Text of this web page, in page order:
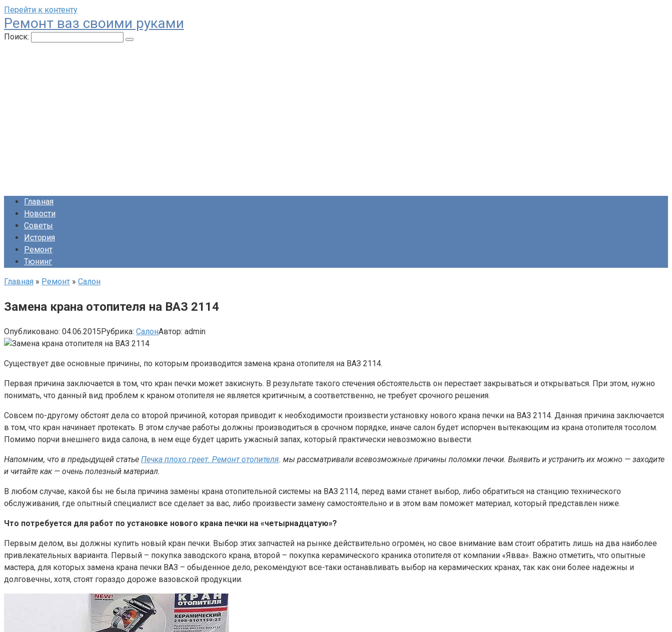
Перейти к контенту
Ремонт ваз своими руками
Поиск:
Главная
Новости
Советы
История
Ремонт
Тюнинг
Главная » Ремонт » Салон
Замена крана отопителя на ВАЗ 2114
Опубликовано: 04.06.2015Рубрика: СалонАвтор: admin
Существует две основные причины, по которым производится замена крана отопителя на ВАЗ 2114.
Первая причина заключается в том, что кран печки может закиснуть. В результате такого стечения обстоятельств он перестает закрываться и открываться. При этом, нужно
понимать, что данный вид проблем к краном отопителя не является критичным, а соответственно, не требует срочного решения.
Совсем по-другому обстоят дела со второй причиной, которая приводит к необходимости произвести установку нового крана печки на ВАЗ 2114. Данная причина заключается
в том, что кран начинает протекать. В этом случае работы должны производиться в срочном порядке, иначе салон будет испорчен вытекающим из крана отопителя тосолом.
Помимо порчи внешнего вида салона, в нем еще будет царить ужасный запах, который практически невозможно вывести.
Напомним, что в предыдущей статье Печка плохо греет. Ремонт отопителя. мы рассматривали всевозможные причины поломки печки. Выявить и устранить их можно — заходите
и читайте как — очень полезный материал.
В любом случае, какой бы не была причина замены крана отопительной системы на ВАЗ 2114, перед вами станет выбор, либо обратиться на станцию технического
обслуживания, где опытный специалист все сделает за вас, либо произвести замену самостоятельно и в этом вам поможет материал, который представлен ниже.
Что потребуется для работ по установке нового крана печки на «четырнадцатую»?
Первым делом, вы должны купить новый кран печки. Выбор этих запчастей на рынке действительно огромен, но свое внимание вам стоит обратить лишь на два наиболее
привлекательных варианта. Первый – покупка заводского крана, второй – покупка керамического краника отопителя от компании «Явва». Важно отметить, что опытные
мастера, для которых замена крана печки ВАЗ – обыденное дело, рекомендуют все-таки останавливать выбор на керамических кранах, так как они более надежны и
долговечны, хотя, стоят гораздо дороже вазовской продукции.